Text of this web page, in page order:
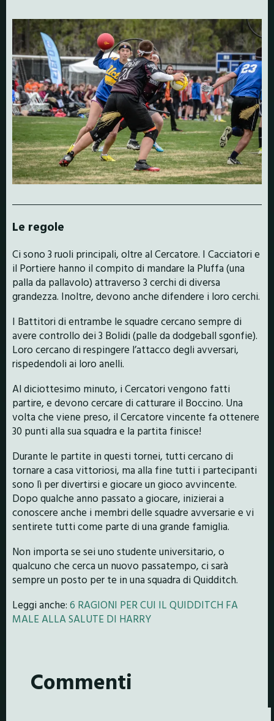
Le regole
Ci sono 3 ruoli principali, oltre al Cercatore. I Cacciatori e
il Portiere hanno il compito di mandare la Pluffa (una
palla da pallavolo) attraverso 3 cerchi di diversa
grandezza. Inoltre, devono anche difendere i loro cerchi.
I Battitori di entrambe le squadre cercano sempre di
avere controllo dei 3 Bolidi (palle da dodgeball sgonfie).
Loro cercano di respingere l’attacco degli avversari,
rispedendoli ai loro anelli.
Al diciottesimo minuto, i Cercatori vengono fatti
partire, e devono cercare di catturare il Boccino. Una
volta che viene preso, il Cercatore vincente fa ottenere
30 punti alla sua squadra e la partita finisce!
Durante le partite in questi tornei, tutti cercano di
tornare a casa vittoriosi, ma alla fine tutti i partecipanti
sono lì per divertirsi e giocare un gioco avvincente.
Dopo qualche anno passato a giocare, inizierai a
conoscere anche i membri delle squadre avversarie e vi
sentirete tutti come parte di una grande famiglia.
Non importa se sei uno studente universitario, o
qualcuno che cerca un nuovo passatempo, ci sarà
sempre un posto per te in una squadra di Quidditch.
Leggi anche: 6 RAGIONI PER CUI IL QUIDDITCH FA
MALE ALLA SALUTE DI HARRY
Commenti